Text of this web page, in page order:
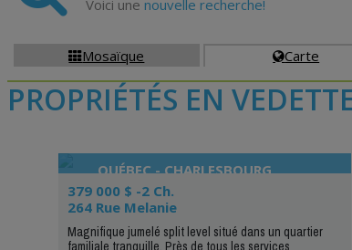
Voici une nouvelle recherche!
Mosaïque Carte
PROPRIÉTÉS EN
QUÉBEC - CHARLESBOURG
379 000 $ -2 Ch.
264 Rue Melanie
Magnifique jumelé split level situé dans un quartier
familiale tranquille. Près de tous les services